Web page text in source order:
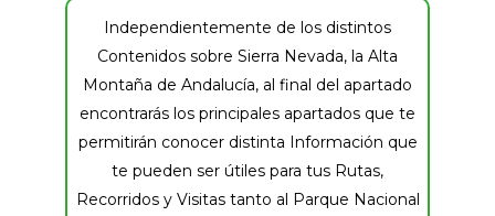
Independientemente de los distintos
Contenidos sobre Sierra Nevada, la Alta
Montaña de Andalucía, al final del apartado
encontrarás los principales apartados que te
permitirán conocer distinta Información que
te pueden ser útiles para tus Rutas,
Recorridos y Visitas tanto al Parque Nacional